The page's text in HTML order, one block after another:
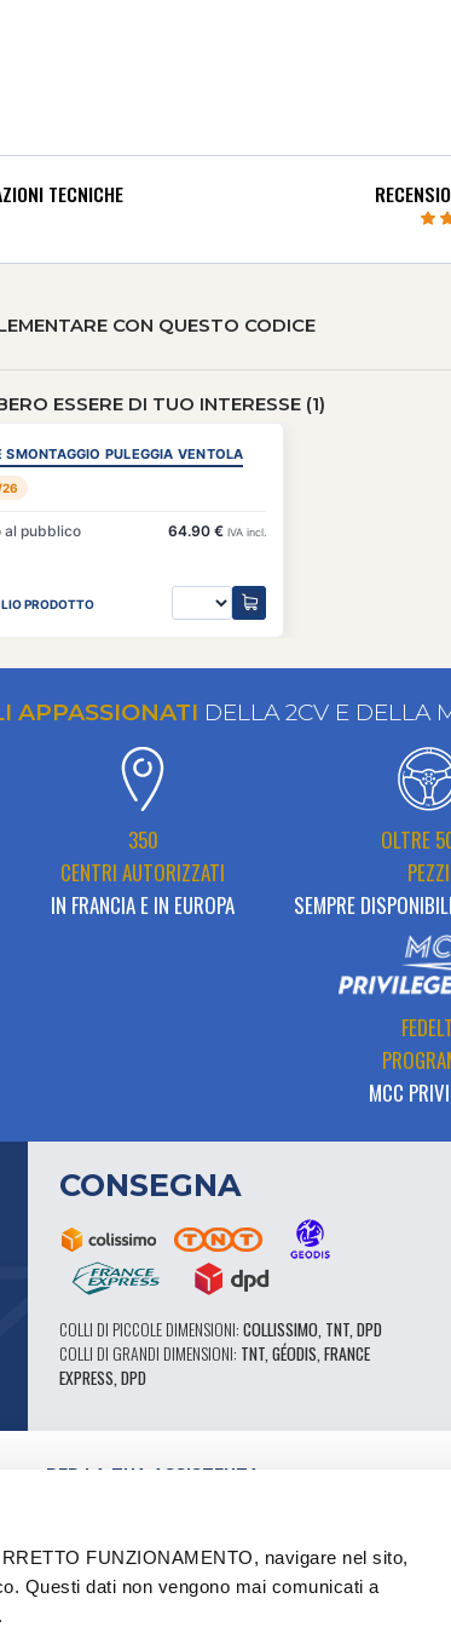
FUNZIONAMENTO, navigare nel sito,
Questi dati non vengono mai comunicati a
TECNICHE
CON QUESTO CODICE
ESSERE DI TUO INTERESSE (1)
SMONTAGGIO PULEGGIA VENTOLA
al pubblico 64.90 € IVA incl.
PRODOTTO
APPASSIONATI DELLA 2CV E DELLA
350
CENTRI AUTORIZZATI
IN FRANCIA E IN EUROPA
OLTRE
PEZZI
SEMPRE
MCC
CONSEGNA
COLLI DI PICCOLE DIMENSIONI: COLLISSIMO, TNT, DPD
COLLI DI GRANDI DIMENSIONI: TNT, GÉODIS, FRANCE
EXPRESS, DPD
PER LA TUA ASSISTENZA
CATALOGO
FORUM TECNICO DI ESPERTI
RICAMBI 602 - ALTE PRESTAZIONI